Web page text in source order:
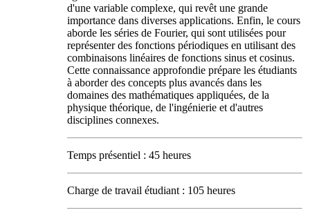
d'une variable complexe, qui revêt une grande
importance dans diverses applications. Enfin, le cours
aborde les séries de Fourier, qui sont utilisées pour
représenter des fonctions périodiques en utilisant des
combinaisons linéaires de fonctions sinus et cosinus.
Cette connaissance approfondie prépare les étudiants
à aborder des concepts plus avancés dans les
domaines des mathématiques appliquées, de la
physique théorique, de l'ingénierie et d'autres
disciplines connexes.
Temps présentiel : 45 heures
Charge de travail étudiant : 105 heures